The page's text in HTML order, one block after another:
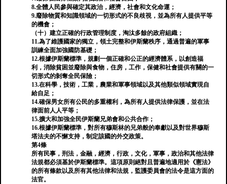
8.全體人民參與確定其政治，經濟，社會和文化命運；
9.廢除物質和知識領域的一切形式的不良歧視，並為所有人提供平等
的機會；
（十）建立正確的行政管理制度，淘汰多餘的政府組織；
11.為了維護國家的獨立，領土完整和伊斯蘭秩序，通過普遍的軍事
訓練全面加強國防基礎；
12.根據伊斯蘭標準，規劃一個正確和公正的經濟體系，以創造福
利，消除貧困並廢除與食物，住房，工作，保健和社會提供有關的一
切形式的剝奪全民保險；
13.在科學，技術，工業，農業和軍事領域以及其他類似領域實現自
給自足；
14.確保男女所有公民的多重權利，為所有人提供法律保護，並在法
律面前人人平等；
15.擴大和加強全民伊斯蘭兄弟會和公共合作；
16.根據伊斯蘭標準，對所有穆斯林的兄弟般的奉獻以及對世界穆斯
塔法夫的不懈支持，制定該國的外交政策。
第4條
所有民事，刑法，金融，經濟，行政，文化，軍事，政治和其他法律
法規都必須基於伊斯蘭標準。這項原則絕對且普遍地適用於《憲法》
的所有條款以及所有其他法律和法規，監護委員會的法令是這方面的
法官。